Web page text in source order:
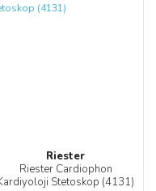
Riester
Riester Cardiophon
Stetoskop (4131)